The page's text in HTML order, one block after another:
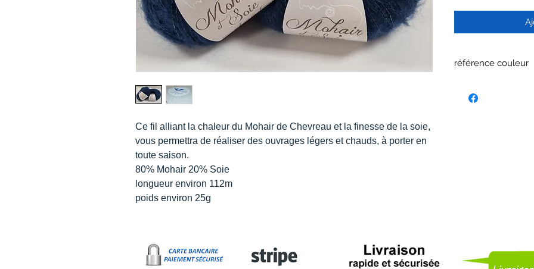
Ce fil alliant la chaleur du Mohair de Chevreau et la finesse de la soie,
vous permettra de réaliser des ouvrages légers et chauds, à porter en
toute saison.
80% Mohair 20% Soie
longueur environ 112m
poids environ 25g
référence couleur